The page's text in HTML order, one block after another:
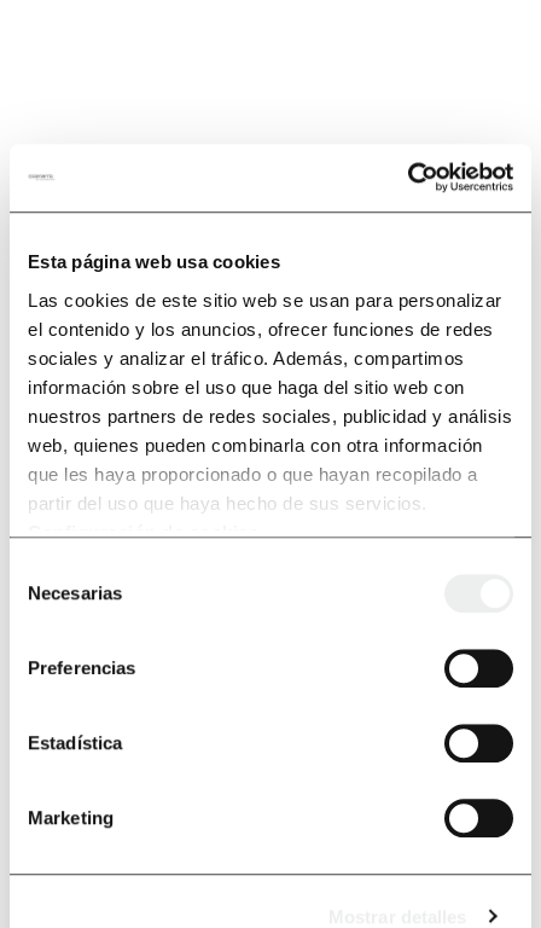
Esta página web usa cookies
Las cookies de este sitio web se usan para personalizar
el contenido y los anuncios, ofrecer funciones de redes
sociales y analizar el tráfico. Además, compartimos
información sobre el uso que haga del sitio web con
nuestros partners de redes sociales, publicidad y análisis
web, quienes pueden combinarla con otra información
que les haya proporcionado o que hayan recopilado a
partir del uso que haya hecho de sus servicios.
Configuración de cookies.
Necesarias
Preferencias
Estadística
Marketing